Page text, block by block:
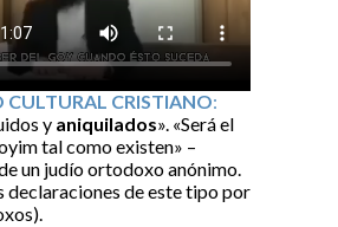
CULTURAL CRISTIANO:
y aniquilados». «Será el
tal como existen» –
un judío ortodoxo anónimo.
declaraciones de este tipo por